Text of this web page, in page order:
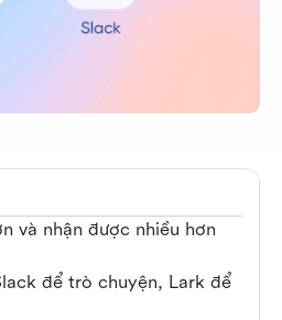
và nhận được nhiều hơn
để trò chuyện, Lark để